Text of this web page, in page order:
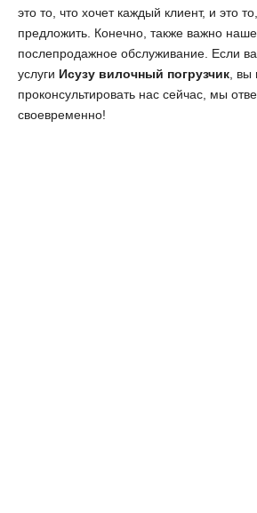
это то, что хочет каждый клиент, и это
предложить. Конечно, также важно
послепродажное обслуживание. Если
услуги Исузу вилочный погрузчик ,
проконсультировать нас сейчас, мы
своевременно!